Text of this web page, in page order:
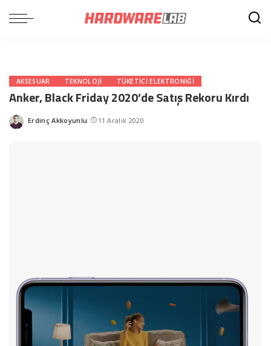
AKSESUAR TEKNOLOJI TÜKETICI ELEKTRONIĞI
Anker, Black Friday 2020’de Satış Rekoru Kırdı
Posted
Erdinç Akkoyunlu 11 Aralık 2020